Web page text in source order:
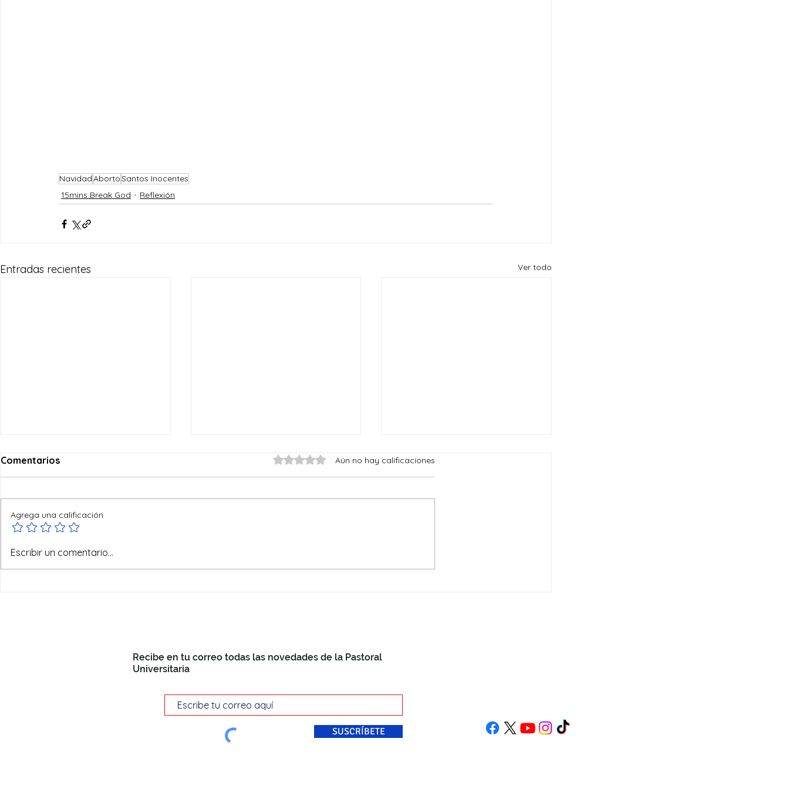
NavidadAbortoSantos Inocentes
15mins Break God
Reflexión
Entradas recientes Ver todo
Ofertas de verano
Comentarios Obtuvo 0 de 5 estrellas.
Aún no hay calificaciones
Agrega una calificación
Escribir un comentario...
Recibe en tu correo todas las novedades de la Pastoral
Universitaria
SUSCRÍBETE